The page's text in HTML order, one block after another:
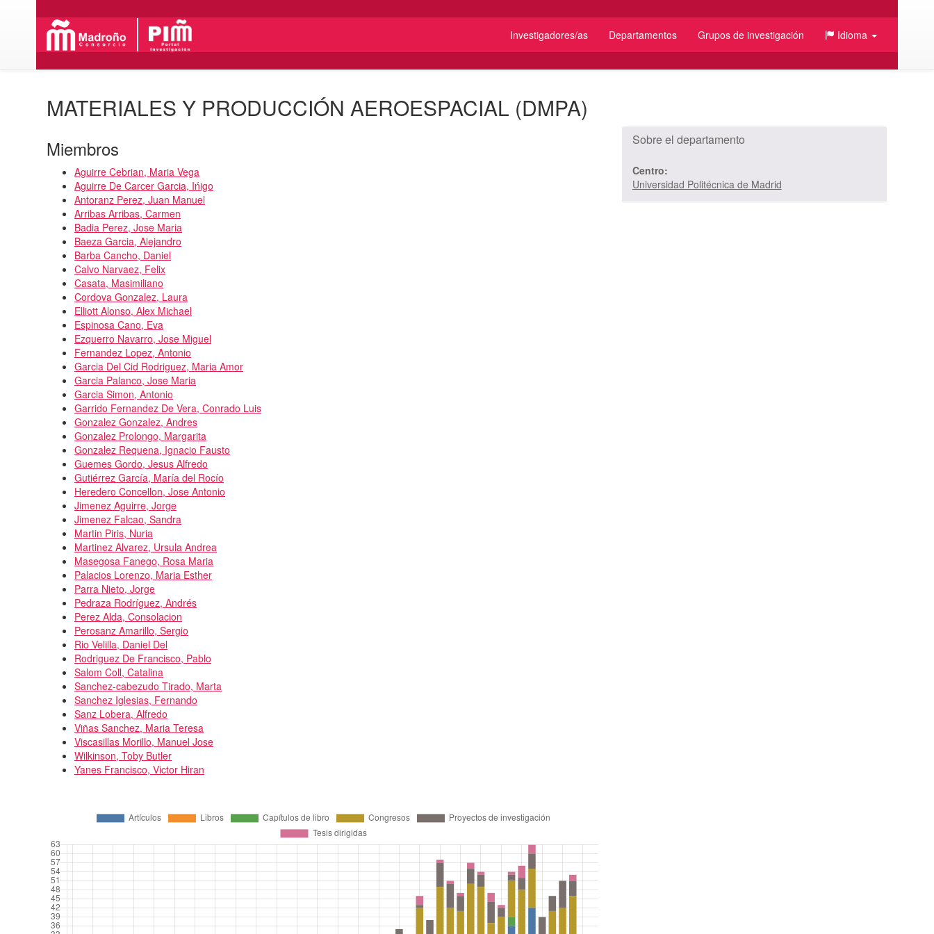
Investigadores/as Departamentos Grupos de investigación Idioma
MATERIALES Y PRODUCCIÓN AEROESPACIAL (DMPA)
Miembros
Aguirre Cebrian, Maria Vega
Aguirre De Carcer Garcia, Ińigo
Antoranz Perez, Juan Manuel
Arribas Arribas, Carmen
Badia Perez, Jose Maria
Baeza Garcia, Alejandro
Barba Cancho, Daniel
Calvo Narvaez, Felix
Casata, Masimiliano
Cordova Gonzalez, Laura
Elliott Alonso, Alex Michael
Espinosa Cano, Eva
Ezquerro Navarro, Jose Miguel
Fernandez Lopez, Antonio
Garcia Del Cid Rodriguez, Maria Amor
Garcia Palanco, Jose Maria
Garcia Simon, Antonio
Garrido Fernandez De Vera, Conrado Luis
Gonzalez Gonzalez, Andres
Gonzalez Prolongo, Margarita
Gonzalez Requena, Ignacio Fausto
Guemes Gordo, Jesus Alfredo
Gutiérrez García, María del Rocío
Heredero Concellon, Jose Antonio
Jimenez Aguirre, Jorge
Jimenez Falcao, Sandra
Martin Piris, Nuria
Martinez Alvarez, Ursula Andrea
Masegosa Fanego, Rosa Maria
Palacios Lorenzo, Maria Esther
Parra Nieto, Jorge
Pedraza Rodríguez, Andrés
Perez Alda, Consolacion
Perosanz Amarillo, Sergio
Rio Velilla, Daniel Del
Rodriguez De Francisco, Pablo
Salom Coll, Catalina
Sanchez-cabezudo Tirado, Marta
Sanchez Iglesias, Fernando
Sanz Lobera, Alfredo
Viñas Sanchez, Maria Teresa
Viscasillas Morillo, Manuel Jose
Wilkinson, Toby Butler
Yanes Francisco, Victor Hiran
Sobre el departamento
Centro:
Universidad Politécnica de Madrid